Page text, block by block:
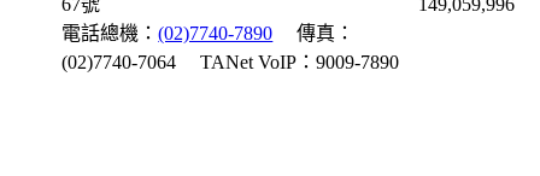
67號
電話總機：(02)7740-7890
傳真：
(02)7740-7064
TANet VoIP：9009-7890
149,059,996